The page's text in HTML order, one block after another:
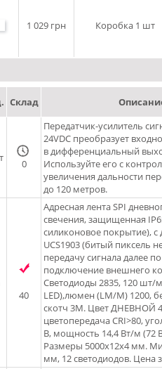
1 029 грн Коробка 1 шт
Склад
0
Передатчик-усилитель
24VDC преобразует
в дифференциальный
Используйте его с
увеличения дальности
до 120 метров.
40
Адресная лента SPI
свечения, защищенная
силиконовое покрытие), с
UCS1903 (битый пиксель
передачу сигнала далее
подключение внешнего
Светодиоды 2835, 120 шт/
LED),люмен (LM/M) 1200,
скотч 3М. Цвет ДНЕВНОЙ
цветопередача CRI>80,
В, мощность 14,4 Вт/м (72
Размеры 5000x12x4 мм.
мм, 12 светодиодов. Цена